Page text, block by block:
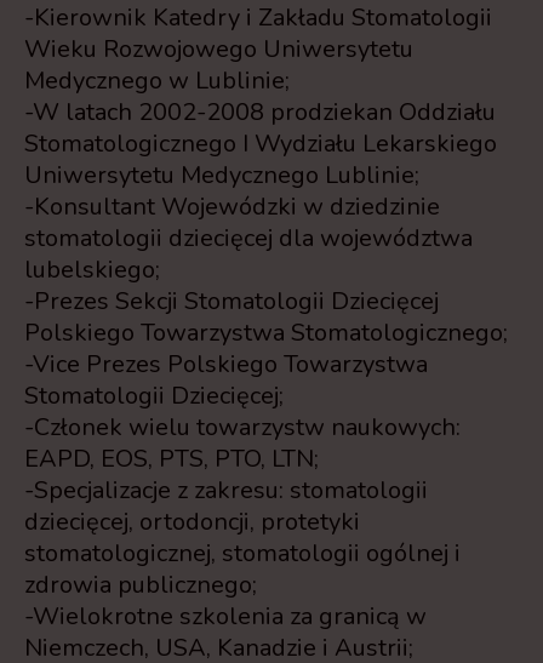
-Kierownik Katedry i Zakładu Stomatologii
Wieku Rozwojowego Uniwersytetu
Medycznego w Lublinie;
-W latach 2002-2008 prodziekan Oddziału
Stomatologicznego I Wydziału Lekarskiego
Uniwersytetu Medycznego Lublinie;
-Konsultant Wojewódzki w dziedzinie
stomatologii dziecięcej dla województwa
lubelskiego;
-Prezes Sekcji Stomatologii Dziecięcej
Polskiego Towarzystwa Stomatologicznego;
-Vice Prezes Polskiego Towarzystwa
Stomatologii Dziecięcej;
-Członek wielu towarzystw naukowych:
EAPD, EOS, PTS, PTO, LTN;
-Specjalizacje z zakresu: stomatologii
dziecięcej, ortodoncji, protetyki
stomatologicznej, stomatologii ogólnej i
zdrowia publicznego;
-Wielokrotne szkolenia za granicą w
Niemczech, USA, Kanadzie i Austrii;